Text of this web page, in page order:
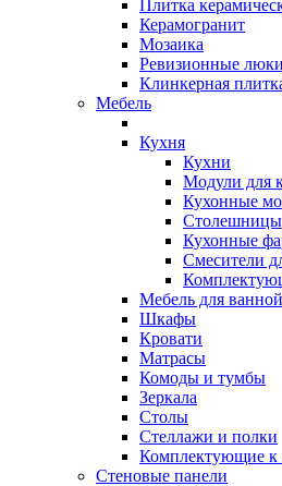
Плитка
Керамогранит
Мозаика
Ревизионные люки
Клинкерная
Мебель
Кухня
Кухни
Модули для
Кухонные
Столешницы
Кухонные
Смесители
Мебель для
Шкафы
Кровати
Матрасы
Комоды и тумбы
Зеркала
Столы
Стеллажи и полки
Комплектующие к
Стеновые панели